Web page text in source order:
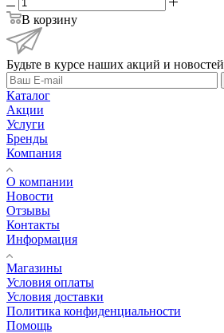
В корзину
Будьте в курсе наших акций и новостей
Каталог
Акции
Услуги
Бренды
Компания
О компании
Новости
Отзывы
Контакты
Информация
Магазины
Условия оплаты
Условия доставки
Политика конфиденциальности
Помощь